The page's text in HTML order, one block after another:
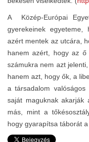
A Közép-Európai
gyerekeinek
azért mentek az utcára,
hanem azért, hogy az ő
számukra nem azt
hanem azt, hogy ők, a
a társadalom valóságos
saját maguknak akarják
más, mint a
hogy gyarapítsa táborát